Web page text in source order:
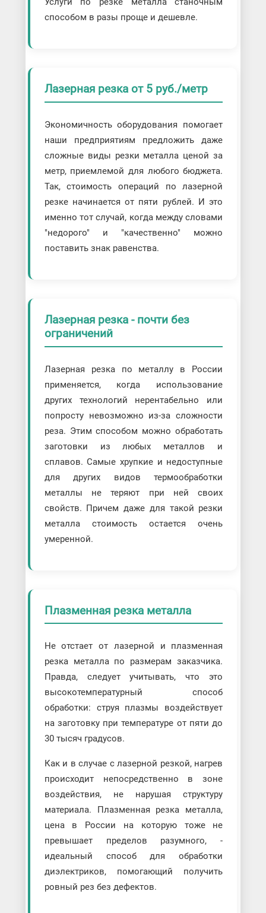
способом в разы проще и дешевле.
Лазерная резка от 5 руб./метр
Экономичность оборудования помогает
наши предприятиям предложить даже
сложные виды резки металла ценой за
метр, приемлемой для любого бюджета.
Так, стоимость операций по лазерной
резке начинается от пяти рублей. И это
именно тот случай, когда между словами
"недорого" и "качественно" можно
поставить знак равенства.
Лазерная резка - почти без
ограничений
Лазерная резка по металлу в России
применяется, когда использование
других технологий нерентабельно или
попросту невозможно из-за сложности
реза. Этим способом можно обработать
заготовки из любых металлов и
сплавов. Самые хрупкие и недоступные
для других видов термообработки
металлы не теряют при ней своих
свойств. Причем даже для такой резки
металла стоимость остается очень
умеренной.
Плазменная резка металла
Не отстает от лазерной и плазменная
резка металла по размерам заказчика.
Правда, следует учитывать, что это
высокотемпературный способ
обработки: струя плазмы воздействует
на заготовку при температуре от пяти до
30 тысяч градусов.
Как и в случае с лазерной резкой, нагрев
происходит непосредственно в зоне
воздействия, не нарушая структуру
материала. Плазменная резка металла,
цена в России на которую тоже не
превышает пределов разумного, -
идеальный способ для обработки
диэлектриков, помогающий получить
ровный рез без дефектов.